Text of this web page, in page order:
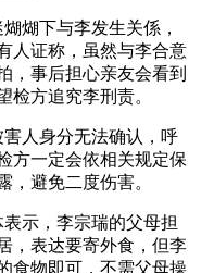
煳下与李发生关係，
人证称，虽然与李合意
，事后担心亲友会看到
检方追究李刑责。
人身分无法确认，呼
方一定会依相关规定保
，避免二度伤害。
示，李宗瑞的父母担
，表达要寄外食，但李
食物即可，不需父母操